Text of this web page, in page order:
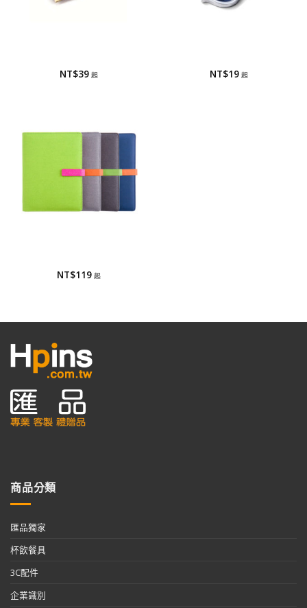
NT$39 NT$19
NT$119
商品分類
匯品獨家
杯飲餐具
3C配件
企業識別